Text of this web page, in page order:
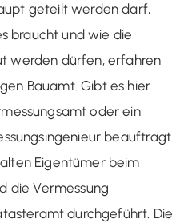
geteilt werden darf,
braucht und wie die
werden dürfen, erfahren
Bauamt. Gibt es hier
oder ein
beauftragt
Eigentümer beim
die Vermessung
durchgeführt. Die